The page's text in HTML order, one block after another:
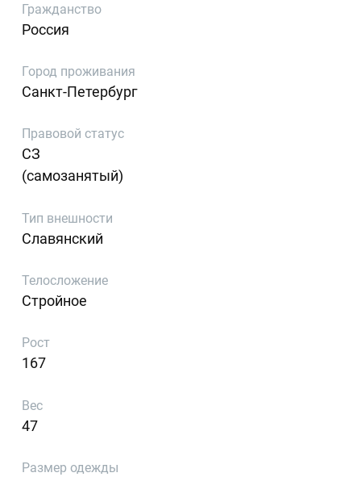
Гражданство
Россия
Город проживания
Санкт-Петербург
Правовой статус
СЗ
(самозанятый)
Тип внешности
Славянский
Телосложение
Стройное
Рост
167
Вес
47
Размер одежды